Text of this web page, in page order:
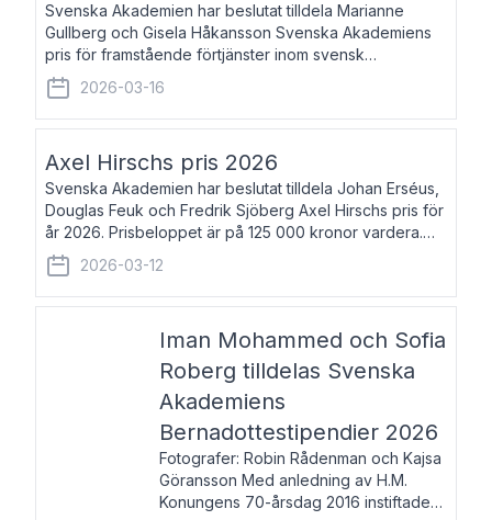
Svenska Akademien har beslutat tilldela Marianne
Gullberg och Gisela Håkansson Svenska Akademiens
pris för framstående förtjänster inom svensk
språkforskning och språkvård till minne av Carl Gabriel
och Karin Forsberg för år 2026. Prissumma
2026-03-16
Axel Hirschs pris 2026
Svenska Akademien har beslutat tilldela Johan Erséus,
Douglas Feuk och Fredrik Sjöberg Axel Hirschs pris för
år 2026. Prisbeloppet är på 125 000 kronor vardera.
Johan Erséus, född 1959, är fackboksförfattare och
journalist med mångårigt för
2026-03-12
Iman Mohammed och Sofia
Roberg tilldelas Svenska
Akademiens
Bernadottestipendier 2026
Fotografer: Robin Rådenman och Kajsa
Göransson Med anledning av H.M.
Konungens 70-årsdag 2016 instiftade